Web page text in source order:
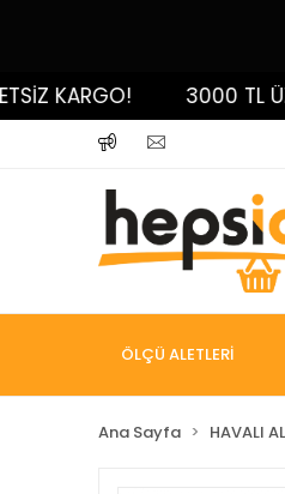
KARGO! 3000 TL
ÖLÇÜ ALETLERİ
Ana Sayfa HAVALI